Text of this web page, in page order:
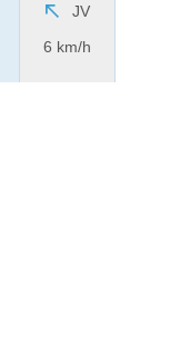
JV
6 km/h